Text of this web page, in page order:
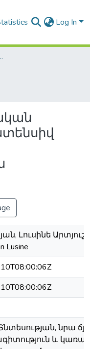
Log In
REPOSITORY OF NLA
Լուսինե
Lusine
նրա
և